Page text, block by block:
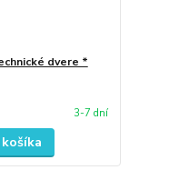
dvere *
3-7 dní